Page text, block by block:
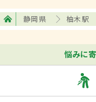
静岡県 柚木駅
悩みに